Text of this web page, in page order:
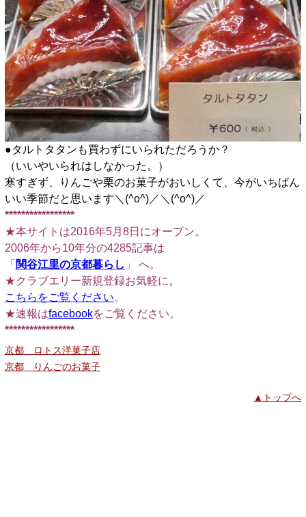
●タルトタタンも買わずにいられただろうか？
（いいやいられはしなかった。）
寒すぎず、りんごや栗のお菓子がおいしくて、今がいちばん
いい季節だと思います＼(^o^)／＼(^o^)／
*****************
★本サイトは2016年5月8日にオープン。
2006年から10年分の4285記事は
「 関谷江里の京都暮らし 」 へ。
★クラブエリー新規登録お気軽に。
こちらをご覧ください。
★速報はfacebookをご覧ください。
*****************
京都 ロトス洋菓子店
京都 りんごのお菓子
▲トップへ